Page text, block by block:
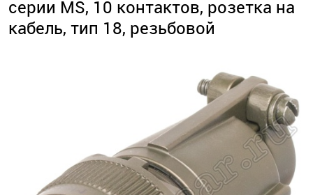
серии MS, 10 контактов, розетка на
кабель, тип 18, резьбовой